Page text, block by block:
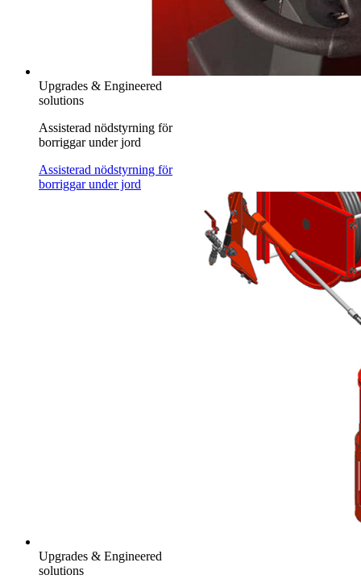
Upgrades & Engineered
solutions
Assisterad nödstyrning för
borriggar under jord
Assisterad nödstyrning för
borriggar under jord
Upgrades & Engineered
solutions